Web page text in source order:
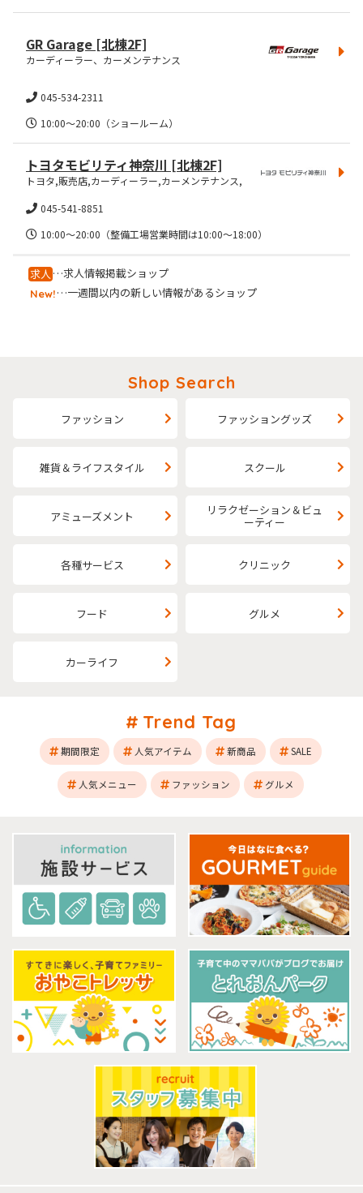
GR Garage [北棟2F]
カーディーラー、カーメンテナンス
045-534-2311
トヨタモビリティ神奈川 [北棟2F]
トヨタ,販売店,カーディーラー,カーメンテナンス,
045-541-8851
10:00～20:00（整備工場営業時間は10:00～18:00）
求人 …求人情報掲載ショップ
New!…一週間以内の新しい情報があるショップ
Shop Search
ファッション ファッショングッズ
雑貨＆ライフスタイル スクール
アミューズメント リラクゼーション＆ビュ
ーティー
各種サービス クリニック
フード グルメ
カーライフ
Trend Tag
期間限定 人気アイテム 新商品 SALE
人気メニュー ファッション グルメ